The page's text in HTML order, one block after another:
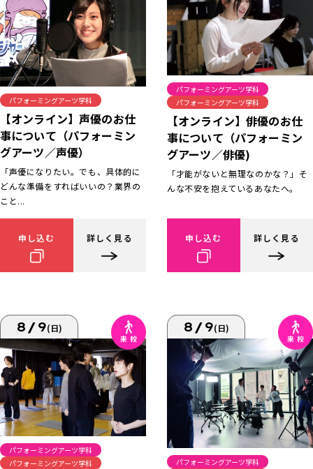
パフォーミングアーツ学科
【オンライン】声優のお仕
事について（パフォーミン
グアーツ／声優）
「声優になりたい。でも、具体的に
どんな準備をすればいいの？業界の
こと...
申し込む 詳しく見る
パフォーミングアーツ学科
パフォーミングアーツ学科
【オンライン】俳優のお仕
事について（パフォーミン
グアーツ／俳優)
「才能がないと無理なのかな？」そ
んな不安を抱えているあなたへ。
申し込む 詳しく見る
8/9(日)
パフォーミングアーツ学科
パフォーミングアーツ学科
8/9(日)
パフォーミングアーツ学科